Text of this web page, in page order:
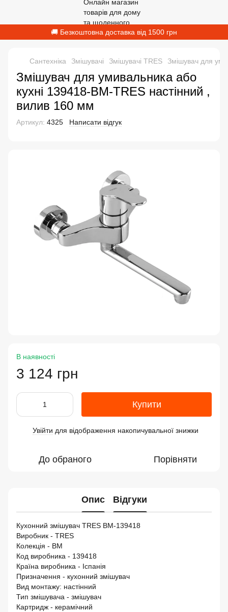
🚚 Безкоштовна доставка від 1500 грн
Сантехніка Змішувачі Змішувачі TRES Змішувач для
Змішувач для умивальника або
кухні 139418-BM-TRES настінний ,
вилив 160 мм
Артикул: 4325 Написати відгук
В наявності
3 124 грн
Купити
Увійти для відображення накопичувальної знижки
До обраного Порівняти
Опис Відгуки
Кухонний змішувач TRES BM-139418
Виробник - TRES
Колекція - BM
Код виробника - 139418
Країна виробника - Іспанія
Призначення - кухонний змішувач
Вид монтажу: настінний
Тип змішувача - змішувач
Картридж - керамічний